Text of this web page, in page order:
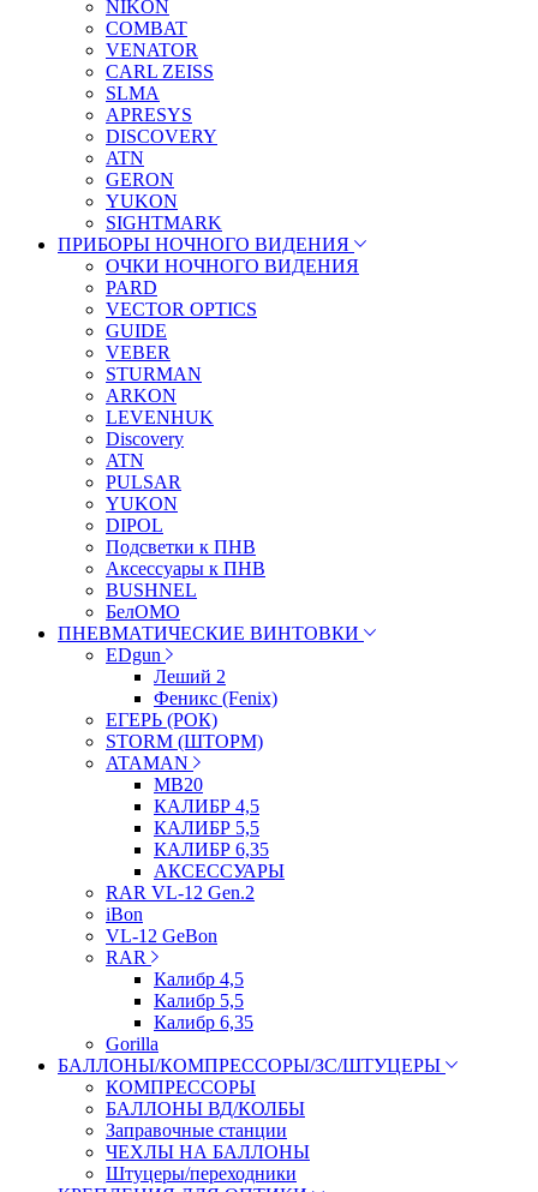
NIKON
COMBAT
VENATOR
CARL ZEISS
SLMA
APRESYS
DISCOVERY
ATN
GERON
YUKON
SIGHTMARK
ПРИБОРЫ НОЧНОГО ВИДЕНИЯ
ОЧКИ НОЧНОГО ВИДЕНИЯ
PARD
VECTOR OPTICS
GUIDE
VEBER
STURMAN
ARKON
LEVENHUK
Discovery
ATN
PULSAR
YUKON
DIPOL
Подсветки к ПНВ
Аксессуары к ПНВ
BUSHNEL
БелОМО
ПНЕВМАТИЧЕСКИЕ ВИНТОВКИ
EDgun
Леший 2
Феникс (Fenix)
ЕГЕРЬ (РОК)
STORM (ШТОРМ)
ATAMAN
МВ20
КАЛИБР 4,5
КАЛИБР 5,5
КАЛИБР 6,35
АКСЕССУАРЫ
RAR VL-12 Gen.2
iBon
VL-12 GeBon
RAR
Калибр 4,5
Калибр 5,5
Калибр 6,35
Gorilla
БАЛЛОНЫ/КОМПРЕССОРЫ/ЗС/ШТУЦЕРЫ
КОМПРЕССОРЫ
БАЛЛОНЫ ВД/КОЛБЫ
Заправочные станции
ЧЕХЛЫ НА БАЛЛОНЫ
Штуцеры/переходники